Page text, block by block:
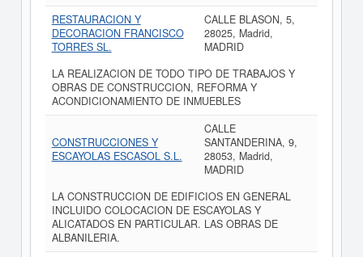
RESTAURACION Y
DECORACION FRANCISCO
TORRES SL.
CALLE BLASON, 5,
28025, Madrid,
MADRID
LA REALIZACION DE TODO TIPO DE TRABAJOS Y
OBRAS DE CONSTRUCCION, REFORMA Y
ACONDICIONAMIENTO DE INMUEBLES
CONSTRUCCIONES Y
ESCAYOLAS ESCASOL S.L.
CALLE
SANTANDERINA, 9,
28053, Madrid,
MADRID
LA CONSTRUCCION DE EDIFICIOS EN GENERAL
INCLUIDO COLOCACION DE ESCAYOLAS Y
ALICATADOS EN PARTICULAR. LAS OBRAS DE
ALBANILERIA.